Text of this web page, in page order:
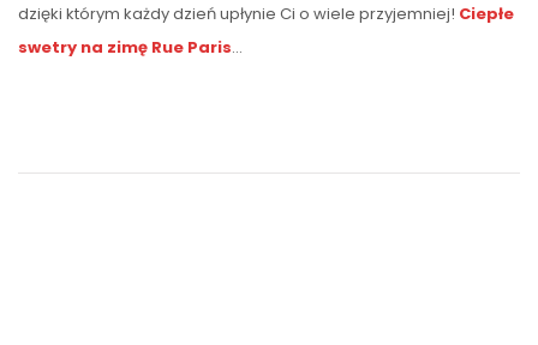
dzięki którym każdy dzień upłynie Ci o wiele przyjemniej! Ciepłe
swetry na zimę Rue Paris…